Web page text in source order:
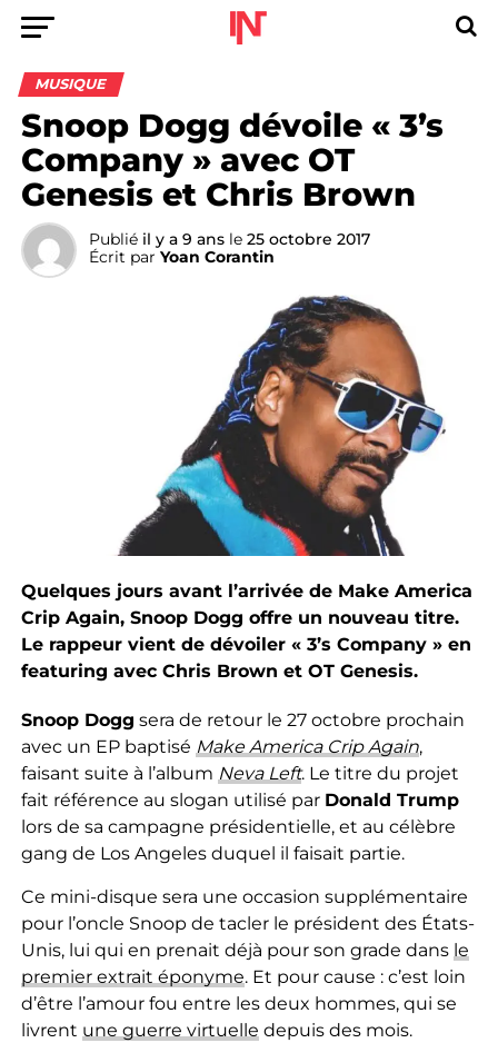
MUSIQUE
Snoop Dogg dévoile « 3’s
Company » avec OT
Genesis et Chris Brown
Publié il y a 9 ans le 25 octobre 2017
Écrit par Yoan Corantin
Quelques jours avant l’arrivée de Make America
Crip Again, Snoop Dogg offre un nouveau titre.
Le rappeur vient de dévoiler « 3’s Company » en
featuring avec Chris Brown et OT Genesis.
Snoop Dogg sera de retour le 27 octobre prochain
avec un EP baptisé Make America Crip Again,
faisant suite à l’album Neva Left. Le titre du projet
fait référence au slogan utilisé par Donald Trump
lors de sa campagne présidentielle, et au célèbre
gang de Los Angeles duquel il faisait partie.
Ce mini-disque sera une occasion supplémentaire
pour l’oncle Snoop de tacler le président des États-
Unis, lui qui en prenait déjà pour son grade dans le
premier extrait éponyme. Et pour cause : c’est loin
d’être l’amour fou entre les deux hommes, qui se
livrent une guerre virtuelle depuis des mois.